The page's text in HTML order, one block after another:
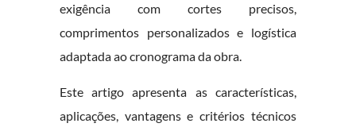
exigência com cortes precisos,
comprimentos personalizados e logística
adaptada ao cronograma da obra.
Este artigo apresenta as características,
aplicações, vantagens e critérios técnicos